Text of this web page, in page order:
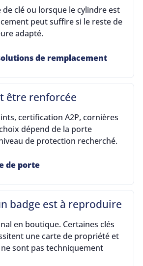
clé ou lorsque le cylindre est
peut suffire si le reste de
adapté.
de remplacement
être renforcée
certification A2P, cornières
dépend de la porte
de protection recherché.
de porte
badge est à reproduire
en boutique. Certaines clés
une carte de propriété et
sont pas techniquement